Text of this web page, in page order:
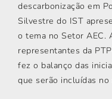
descarbonização em
Silvestre do IST
o tema no Setor AEC.
representantes da
fez o balanço das
que serão incluídas